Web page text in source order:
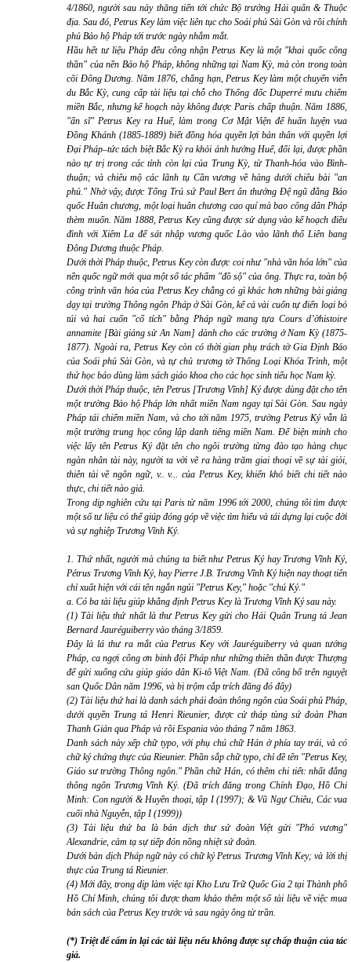
4/1860, người sau này thăng tiến tới chức Bộ trưởng Hải quân & Thuộc
địa. Sau đó, Petrus Key làm việc liên tục cho Soái phủ Sài Gòn và rồi chính
phủ Bảo hộ Pháp tới trước ngày nhắm mắt.
Hầu hết tư liệu Pháp đều công nhận Petrus Key là một "khai quốc công
thần" của nền Bảo hộ Pháp, không những tại Nam Kỳ, mà còn trong toàn
cõi Đông Dương. Năm 1876, chẳng hạn, Petrus Key làm một chuyến viễn
du Bắc Kỳ, cung cấp tài liệu tại chỗ cho Thống đốc Duperré mưu chiếm
miền Bắc, nhưng kế hoạch này không được Paris chấp thuận. Năm 1886,
"ẩn sĩ" Petrus Key ra Huế, làm trong Cơ Mật Viện để huấn luyện vua
Đồng Khánh (1885-1889) biết đồng hóa quyền lợi bản thân với quyền lợi
Đại Pháp–tức tách biệt Bắc Kỳ ra khỏi ảnh hưởng Huế, đổi lại, được phần
nào tự trị trong các tỉnh còn lại của Trung Kỳ, từ Thanh-hóa vào Bình-
thuận; và chiêu mộ các lãnh tụ Cần vương về hàng dưới chiêu bài "an
phủ." Nhờ vậy, được Tổng Trú sứ Paul Bert ân thưởng Đệ ngũ đẳng Bảo
quốc Huân chương, một loại huân chương cao quí mà bao công dân Pháp
thèm muốn. Năm 1888, Petrus Key cũng được sử dụng vào kế hoạch điều
đình với Xiêm La để sát nhập vương quốc Lào vào lãnh thổ Liên bang
Đông Dương thuộc Pháp.
Dưới thời Pháp thuộc, Petrus Key còn được coi như "nhà văn hóa lớn" của
nền quốc ngữ mới qua một số tác phẩm "đồ sộ" của ông. Thực ra, toàn bộ
công trình văn hóa của Petrus Key chẳng có gì khác hơn những bài giảng
dạy tại trường Thông ngôn Pháp ở Sài Gòn, kể cả vài cuốn tự điển loại bỏ
túi và hai cuốn "cổ tích" bằng Pháp ngữ mang tựa Cours d’ờhistoire
annamite [Bài giảng sử An Nam] dành cho các trường ở Nam Kỳ (1875-
1877). Ngoài ra, Petrus Key còn có thời gian phụ trách tờ Gia Định Báo
của Soái phủ Sài Gòn, và tự chủ trương tờ Thống Loại Khóa Trình, một
thứ học báo dùng làm sách giáo khoa cho các học sinh tiểu học Nam kỳ.
Dưới thời Pháp thuộc, tên Petrus [Trương Vĩnh] Ký được dùng đặt cho tên
một trường Bảo hộ Pháp lớn nhất miền Nam ngay tại Sài Gòn. Sau ngày
Pháp tái chiếm miền Nam, và cho tới năm 1975, trường Petrus Ký vẫn là
một trường trung học công lập danh tiếng miền Nam. Để biện minh cho
việc lấy tên Petrus Ký đặt tên cho ngôi trường từng đào tạo hàng chục
ngàn nhân tài này, người ta vời vẽ ra hàng trăm giai thoại về sự tài giỏi,
thiên tài về ngôn ngữ, v.. v... của Petrus Key, khiến khó biết chi tiết nào
thực, chi tiết nào giả.
Trong dịp nghiên cứu tại Paris từ năm 1996 tới 2000, chúng tôi tìm được
một số tư liệu có thể giúp đóng góp về việc tìm hiểu và tái dựng lại cuộc đời
và sự nghiệp Trương Vĩnh Ký.
1. Thứ nhất, người mà chúng ta biết như Petrus Ký hay Trương Vĩnh Ký,
Pétrus Trương Vĩnh Ký, hay Pierre J.B. Trương Vĩnh Ký hiện nay thoạt tiên
chỉ xuất hiện với cái tên ngắn ngủi "Petrus Key," hoặc "chú Ký."
a. Có ba tài liệu giúp khẳng định Petrus Key là Trương Vĩnh Ký sau này.
(1) Tài liệu thứ nhất là thư Petrus Key gửi cho Hải Quân Trung tá Jean
Bernard Jauréguiberry vào tháng 3/1859.
Đây là lá thư ra mắt của Petrus Key với Jauréguiberry và quan tướng
Pháp, ca ngợi công ơn binh đội Pháp như những thiên thần được Thượng
đế gửi xuống cứu giúp giáo dân Ki-tô Việt Nam. (Đã công bố trên nguyệt
san Quốc Dân năm 1996, và bị trộm cắp trích đăng đó đây)
(2) Tài liệu thứ hai là danh sách phái đoàn thông ngôn của Soái phủ Pháp,
dưới quyền Trung tá Henri Rieunier, được cử tháp tùng sứ đoàn Phan
Thanh Giản qua Pháp và rồi Espania vào tháng 7 năm 1863.
Danh sách này xếp chữ typo, với phụ chú chữ Hán ở phía tay trái, và có
chữ ký chứng thực của Rieunier. Phần sắp chữ typo, chỉ đề tên "Petrus Key,
Giáo sư trường Thông ngôn." Phần chữ Hán, có thêm chi tiết: nhất đẳng
thông ngôn Trương Vĩnh Ký. (Đã trích đăng trong Chính Đạo, Hồ Chí
Minh: Con người & Huyền thoại, tập I (1997); & Vũ Ngự Chiêu, Các vua
cuối nhà Nguyễn, tập I (1999))
(3) Tài liệu thứ ba là bản dịch thư sứ đoàn Việt gửi "Phó vương"
Alexandrie, cảm tạ sự tiếp đón nồng nhiệt sứ đoàn.
Dưới bản dịch Pháp ngữ này có chữ ký Petrus Trương Vĩnh Key; và lời thị
thực của Trung tá Rieunier.
(4) Mới đây, trong dịp làm việc tại Kho Lưu Trữ Quốc Gia 2 tại Thành phố
Hồ Chí Minh, chúng tôi được tham khảo thêm một số tài liệu về việc mua
bán sách của Petrus Key trước và sau ngày ông từ trần.
(*) Triệt để cấm in lại các tài liệu nếu không được sự chấp thuận của tác
giả.